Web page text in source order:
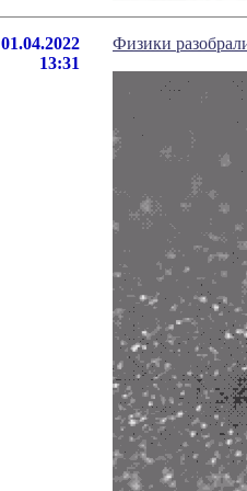
01.04.2022
13:31
Физики